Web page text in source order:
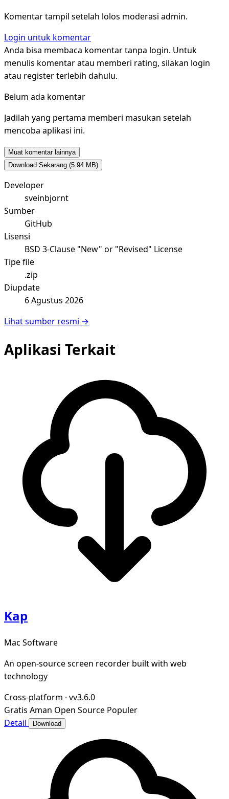
Komentar tampil setelah lolos moderasi admin.
Login untuk komentar
Anda bisa membaca komentar tanpa login. Untuk
menulis komentar atau memberi rating, silakan login
atau register terlebih dahulu.
Belum ada komentar
Jadilah yang pertama memberi masukan setelah
mencoba aplikasi ini.
Muat komentar lainnya
Download Sekarang (5.94 MB)
Developer
sveinbjornt
Sumber
GitHub
Lisensi
BSD 3-Clause "New" or "Revised" License
Tipe file
.zip
Diupdate
6 Agustus 2026
Lihat sumber resmi →
Aplikasi Terkait
Kap
Mac Software
An open-source screen recorder built with web
technology
Cross-platform · vv3.6.0
Gratis Aman Open Source Populer
Detail
Download